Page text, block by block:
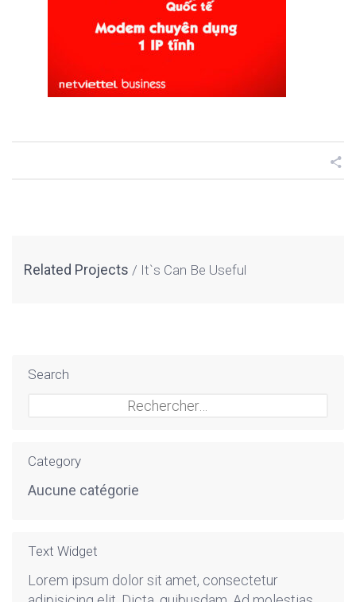
Related Projects It`s Can Be Useful
Search
Category
Aucune catégorie
Text Widget
Lorem ipsum dolor sit amet, consectetur